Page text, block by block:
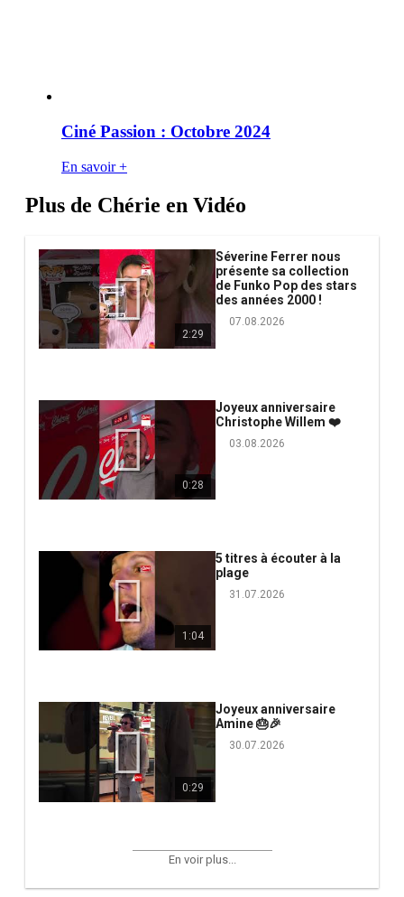
Ciné Passion : Octobre 2024
En savoir +
Plus de Chérie en Vidéo
2:29
Séverine Ferrer nous
présente sa collection
de Funko Pop des stars
des années 2000 !
07.08.2026
0:28
Joyeux anniversaire
Christophe Willem ❤️
03.08.2026
1:04
5 titres à écouter à la
plage
31.07.2026
0:29
Joyeux anniversaire
Amine 🎂🎉
30.07.2026
En voir plus...